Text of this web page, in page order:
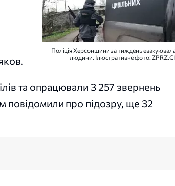
Поліція Херсонщини за тиждень
людини. Ілюстративне фото:
та опрацювали 3 257 звернень
про підозру, ще 32